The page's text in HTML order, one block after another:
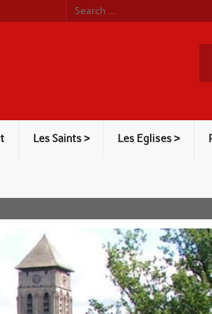
Les Saints > Les Eglises >